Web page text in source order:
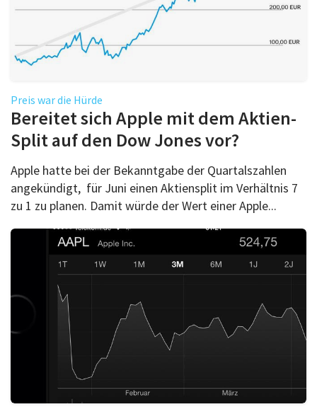
Preis war die Hürde
Bereitet sich Apple mit dem Aktien-
Split auf den Dow Jones vor?
Apple hatte bei der Bekanntgabe der Quartalszahlen
angekündigt, für Juni einen Aktiensplit im Verhältnis 7
zu 1 zu planen. Damit würde der Wert einer Apple...